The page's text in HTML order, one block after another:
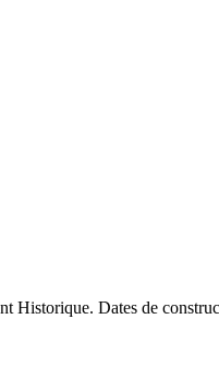
Historique. Dates de